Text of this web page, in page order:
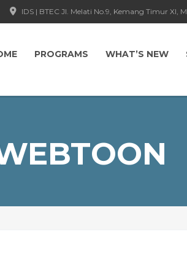
IDS | BTEC Jl. Melati No.9, Kemang Timur XI,
PROGRAMS WHAT’S NEW